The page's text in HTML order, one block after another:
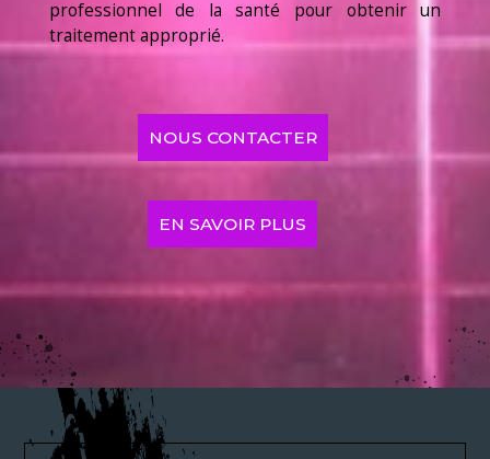
professionnel de la santé pour obtenir un
traitement approprié.
NOUS CONTACTER
EN SAVOIR PLUS